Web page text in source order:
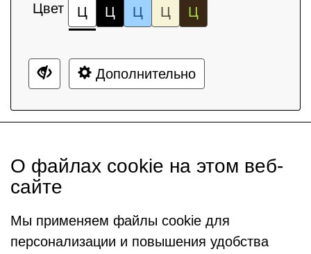
Цвет Ц Ц Ц Ц Ц
Дополнительно
О файлах cookie на этом веб-
сайте
Мы применяем файлы cookie для
персонализации и повышения удобства